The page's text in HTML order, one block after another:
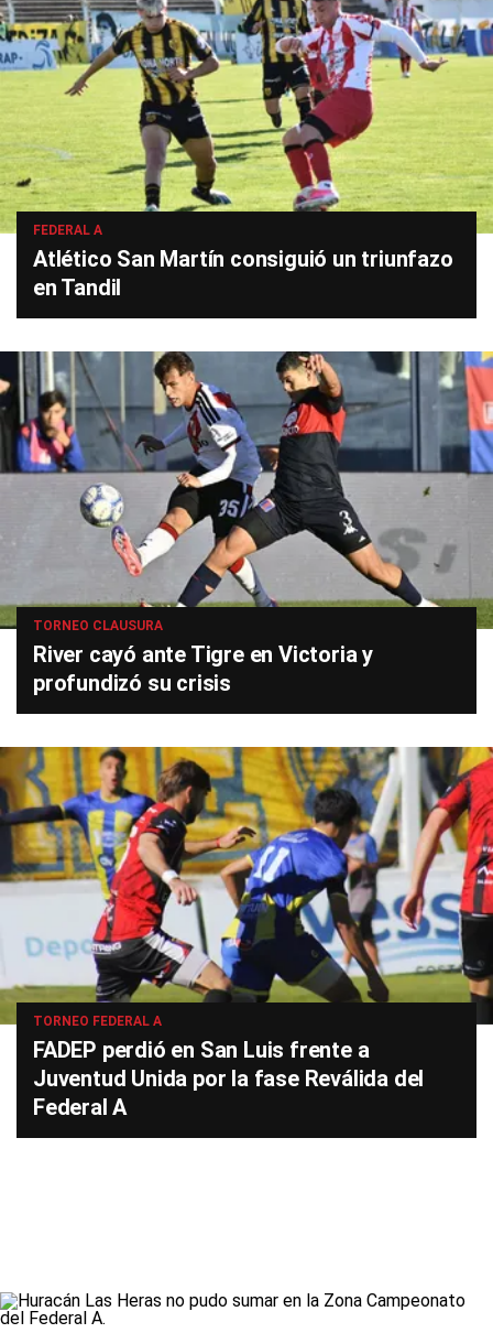
FEDERAL A
Atlético San Martín consiguió un triunfazo
en Tandil
TORNEO CLAUSURA
River cayó ante Tigre en Victoria y
profundizó su crisis
TORNEO FEDERAL A
FADEP perdió en San Luis frente a
Juventud Unida por la fase Reválida del
Federal A